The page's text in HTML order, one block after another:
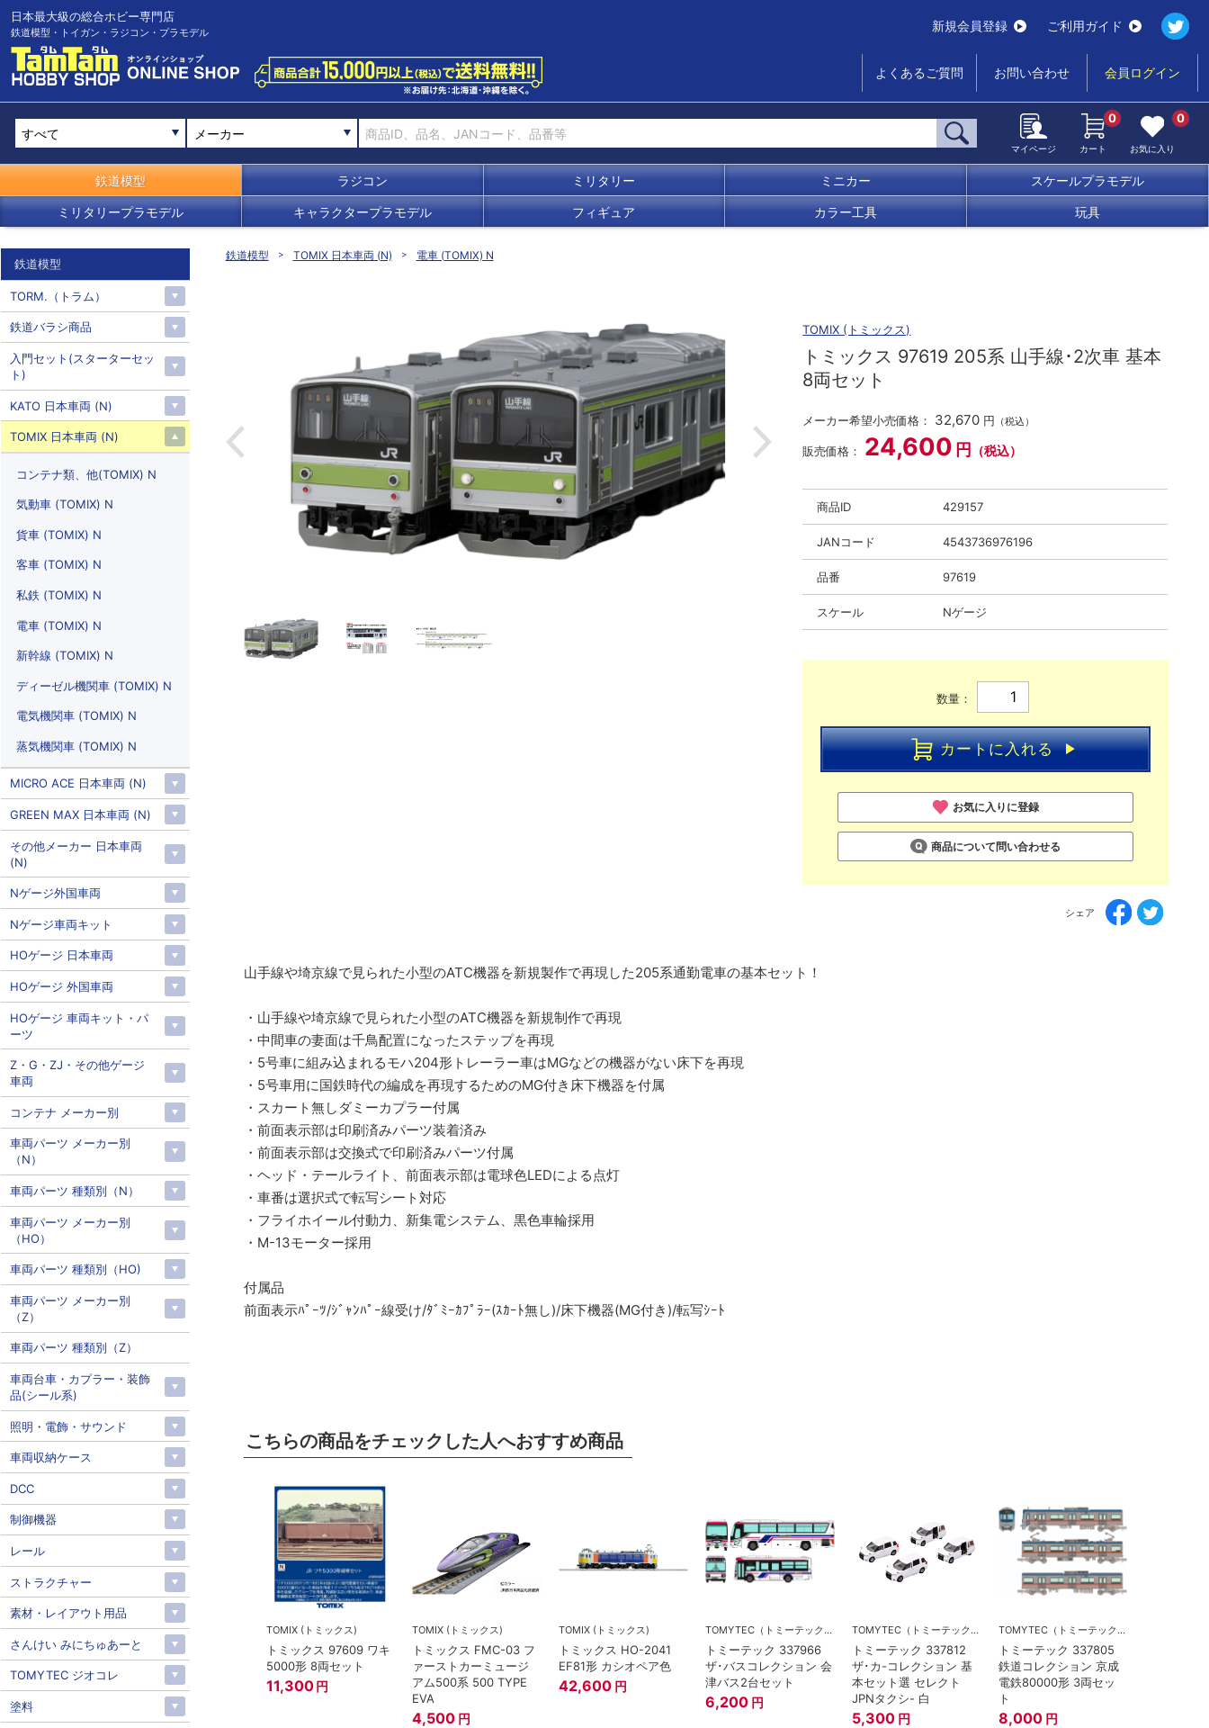
日本最大級の総合ホビー専門店
鉄道模型・トイガン・ラジコン・プラモデル 新規会員登録 ご利用ガイド
よくあるご質問 お問い合わせ 会員ログイン
メーカー
マイページ カート
0
お気に入り
0
鉄道模型 ラジコン ミリタリー ミニカー スケールプラモデル
ミリタリープラモデル キャラクタープラモデル フィギュア カラー工具 玩具
鉄道模型 TOMIX 日本車両 (N) 電車 (TOMIX) N
TOMIX (トミックス)
トミックス 97619 205系 山手線･2次車 基本
8両セット
メーカー希望小売価格： 32,670 円 （税込）
販売価格： 24,600 円 （税込）
商品ID 429157
JANコード 4543736976196
品番 97619
スケール Nゲージ
数量：
カートに入れる
お気に入りに登録
商品について問い合わせる
シェア
山手線や埼京線で見られた小型のATC機器を新規製作で再現した205系通勤電車の基本セット！
・山手線や埼京線で見られた小型のATC機器を新規制作で再現
・中間車の妻面は千鳥配置になったステップを再現
・5号車に組み込まれるモハ204形トレーラー車はMGなどの機器がない床下を再現
・5号車用に国鉄時代の編成を再現するためのMG付き床下機器を付属
・スカート無しダミーカプラー付属
・前面表示部は印刷済みパーツ装着済み
・前面表示部は交換式で印刷済みパーツ付属
・ヘッド・テールライト、前面表示部は電球色LEDによる点灯
・車番は選択式で転写シート対応
・フライホイール付動力、新集電システム、黒色車輪採用
・M-13モーター採用
付属品
前面表示ﾊﾟｰﾂ/ｼﾞｬﾝﾊﾟｰ線受け/ﾀﾞﾐｰｶﾌﾟﾗｰ(ｽｶｰﾄ無し)/床下機器(MG付き)/転写ｼｰﾄ
こちらの商品をチェックした人へおすすめ商品
TOMIX (トミックス)
トミックス 97609 ワキ
5000形 8両セット
11,300 円
TOMIX (トミックス)
トミックス FMC-03 フ
ァーストカーミュージ
アム500系 500 TYPE
EVA
4,500 円
TOMIX (トミックス)
トミックス HO-2041
EF81形 カシオペア色
42,600 円
TOMYTEC（トミーテック）
トミーテック 337966
ザ･バスコレクション 会
津バス2台セット
6,200 円
TOMYTEC（トミーテック）
トミーテック 337812
ザ･カ-コレクション 基
本セット選 セレクト
JPNタクシ- 白
5,300 円
TOMYTEC（トミーテック）
トミーテック 337805
鉄道コレクション 京成
電鉄80000形 3両セッ
ト
8,000 円
鉄道模型
TORM.（トラム）
鉄道バラシ商品
入門セット(スターターセッ
ト)
KATO 日本車両 (N)
TOMIX 日本車両 (N)
コンテナ類、他(TOMIX) N
気動車 (TOMIX) N
貨車 (TOMIX) N
客車 (TOMIX) N
私鉄 (TOMIX) N
電車 (TOMIX) N
新幹線 (TOMIX) N
ディーゼル機関車 (TOMIX) N
電気機関車 (TOMIX) N
蒸気機関車 (TOMIX) N
MICRO ACE 日本車両 (N)
GREEN MAX 日本車両 (N)
その他メーカー 日本車両
(N)
Nゲージ外国車両
Nゲージ車両キット
HOゲージ 日本車両
HOゲージ 外国車両
HOゲージ 車両キット・パ
ーツ
Z・G・ZJ・その他ゲージ
車両
コンテナ メーカー別
車両パーツ メーカー別
（N）
車両パーツ 種類別（N）
車両パーツ メーカー別
（HO）
車両パーツ 種類別（HO)
車両パーツ メーカー別
（Z）
車両パーツ 種類別（Z）
車両台車・カプラー・装飾
品(シール系)
照明・電飾・サウンド
車両収納ケース
DCC
制御機器
レール
ストラクチャー
素材・レイアウト用品
さんけい みにちゅあーと
TOMYTEC ジオコレ
塗料